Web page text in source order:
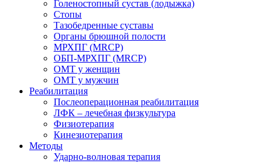
Голеностопный сустав (лодыжка)
Стопы
Тазобедренные суставы
Органы брюшной полости
МРХПГ (MRCP)
ОБП-МРХПГ (MRCP)
ОМТ у женщин
ОМТ у мужчин
Реабилитация
Послеоперационная реабилитация
ЛФК – лечебная физкультура
Физиотерапия
Кинезиотерапия
Методы
Ударно-волновая терапия